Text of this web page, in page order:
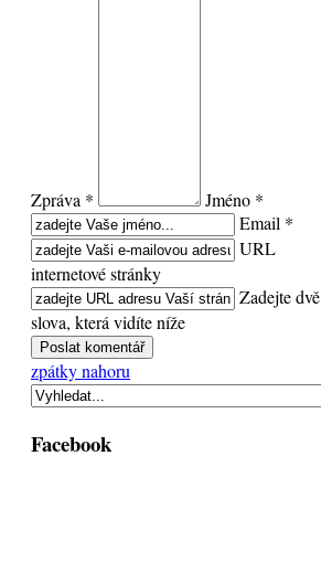
Zpráva *
Jméno *
Email *
URL
internetové stránky
Zadejte dvě
slova, která vidíte níže
zpátky nahoru
Facebook